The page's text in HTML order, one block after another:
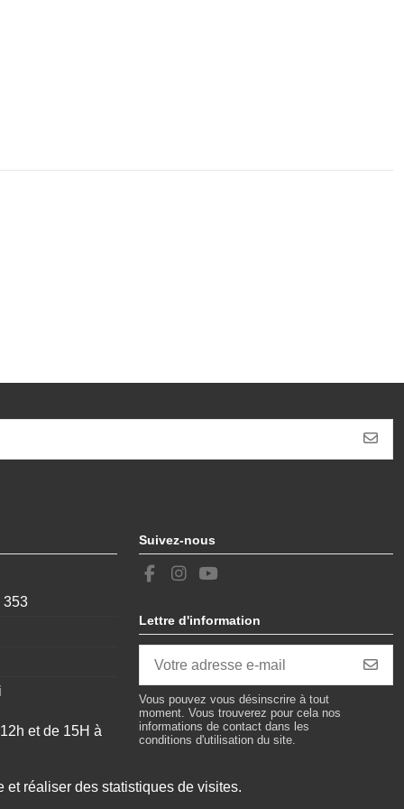
353
et de 15H à
24/24
Suivez-nous
Lettre d'information
Vous pouvez vous désinscrire à tout
moment. Vous trouverez pour cela nos
informations de contact dans les
conditions d'utilisation du site.
et réaliser des statistiques de visites.